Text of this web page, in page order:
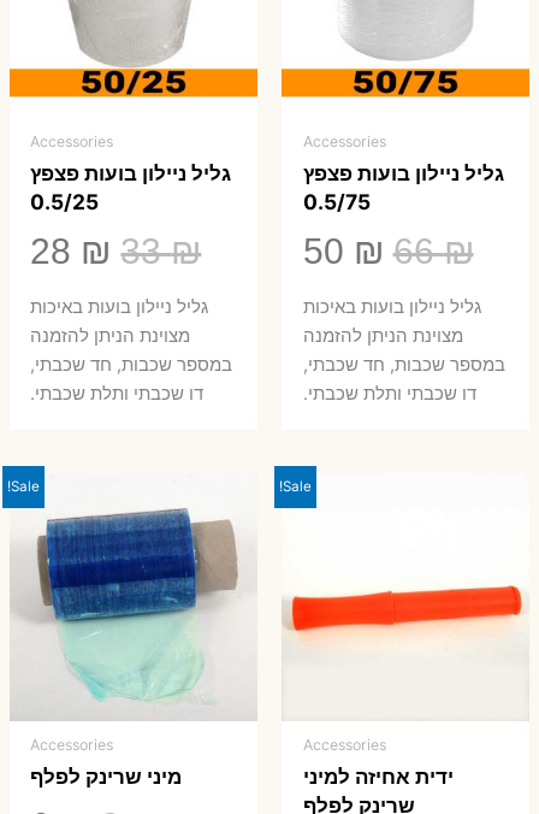
Accessories
גליל ניילון בועות פצפץ
0.5/75
66₪
המחיר
המקורי
היה:
66 ₪.
50 ₪
הנוכחיגליל ניילון בועות באיכות
מצוינת הניתן להזמנה
במספר שכבות, חד שכבתי,
דו שכבתי ותלת שכבתי.
Accessories
גליל ניילון בועות פצפץ
0.5/25
33₪
המחיר
המקורי
היה:
33 ₪.
28 ₪
₪.
גליל ניילון בועות באיכות
מצוינת הניתן להזמנה
במספר שכבות, חד שכבתי,
דו שכבתי ותלת שכבתי.
Sale!
Accessories
ידית אחיזה למיני
שרינק לפלף
Sale!
Accessories
מיני שרינק לפלף